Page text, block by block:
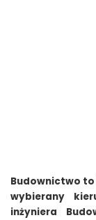
Budownictwo
wybierany
inżyniera